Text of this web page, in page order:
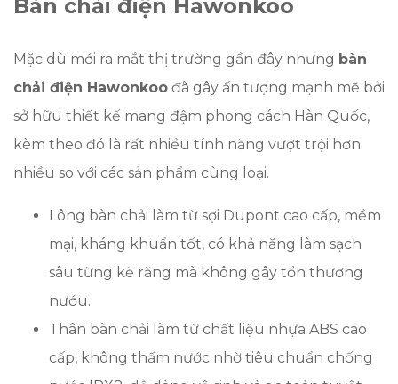
Bàn chải điện Hawonkoo
Mặc dù mới ra mắt thị trường gần đây nhưng bàn
chải điện Hawonkoo đã gây ấn tượng mạnh mẽ bởi
sở hữu thiết kế mang đậm phong cách Hàn Quốc,
kèm theo đó là rất nhiều tính năng vượt trội hơn
nhiều so với các sản phẩm cùng loại.
Lông bàn chải làm từ sợi Dupont cao cấp, mềm
mại, kháng khuẩn tốt, có khả năng làm sạch
sâu từng kẽ răng mà không gây tổn thương
nướu.
Thân bàn chải làm từ chất liệu nhựa ABS cao
cấp, không thấm nước nhờ tiêu chuẩn chống